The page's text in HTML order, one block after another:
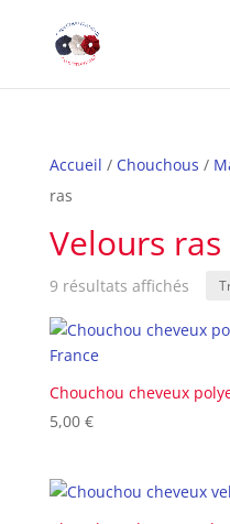
Accueil / Chouchous /
ras
Velours ras
9 résultats affichés
Chouchou cheveux
5,00 €